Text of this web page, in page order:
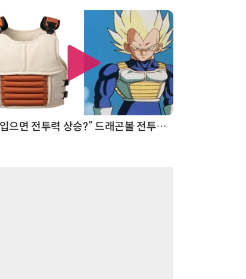
“입으면 전투력 상승?” 드래곤볼 전투복 닮은 중량조끼